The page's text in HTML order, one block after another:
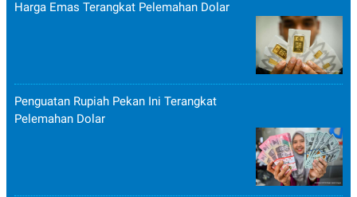
Harga Emas Terangkat Pelemahan Dolar
Penguatan Rupiah Pekan Ini Terangkat
Pelemahan Dolar